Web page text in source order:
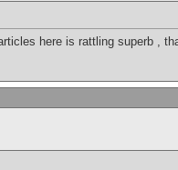
here is rattling superb ,